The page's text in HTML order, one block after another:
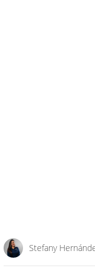
Stefany